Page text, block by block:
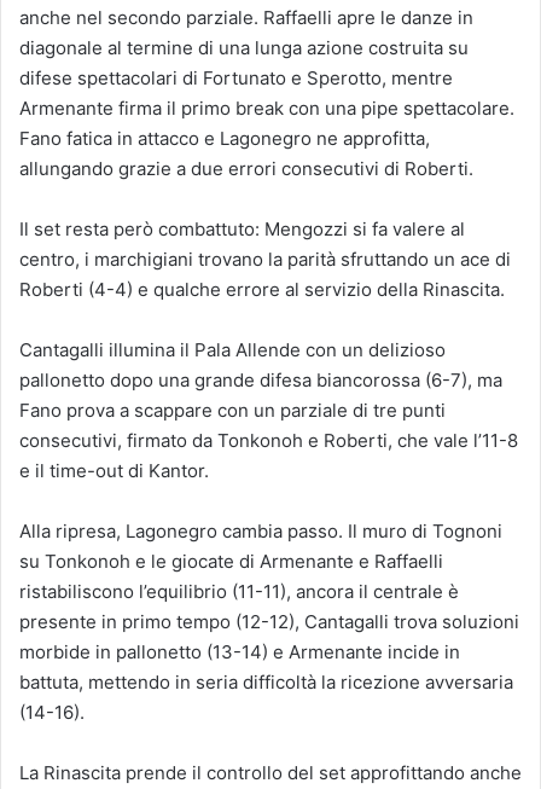
anche nel secondo parziale. Raffaelli apre le danze in
diagonale al termine di una lunga azione costruita su
difese spettacolari di Fortunato e Sperotto, mentre
Armenante firma il primo break con una pipe spettacolare.
Fano fatica in attacco e Lagonegro ne approfitta,
allungando grazie a due errori consecutivi di Roberti.
Il set resta però combattuto: Mengozzi si fa valere al
centro, i marchigiani trovano la parità sfruttando un ace di
Roberti (4-4) e qualche errore al servizio della Rinascita.
Cantagalli illumina il Pala Allende con un delizioso
pallonetto dopo una grande difesa biancorossa (6-7), ma
Fano prova a scappare con un parziale di tre punti
consecutivi, firmato da Tonkonoh e Roberti, che vale l’11-8
e il time-out di Kantor.
Alla ripresa, Lagonegro cambia passo. Il muro di Tognoni
su Tonkonoh e le giocate di Armenante e Raffaelli
ristabiliscono l’equilibrio (11-11), ancora il centrale è
presente in primo tempo (12-12), Cantagalli trova soluzioni
morbide in pallonetto (13-14) e Armenante incide in
battuta, mettendo in seria difficoltà la ricezione avversaria
(14-16).
La Rinascita prende il controllo del set approfittando anche